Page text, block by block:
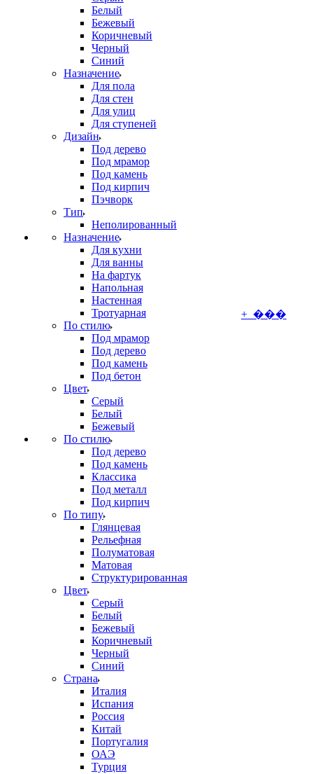
Белый
Бежевый
Коричневый
Черный
Синий
Назначение
Для пола
Для стен
Для улиц
Для ступеней
Дизайн
Под дерево
Под мрамор
Под камень
Под кирпич
Пэчворк
Тип
Неполированный
Назначение
Для кухни
Для ванны
На фартук
Напольная
Настенная
Тротуарная
По стилю
Под мрамор
Под дерево
Под камень
Под бетон
Цвет
Серый
Белый
Бежевый
По стилю
Под дерево
Под камень
Классика
Под металл
Под кирпич
По типу
Глянцевая
Рельефная
Полуматовая
Матовая
Структурированная
Цвет
Серый
Белый
Бежевый
Коричневый
Черный
Синий
Страна
Италия
Испания
Россия
Китай
Португалия
ОАЭ
Турция
+ ���